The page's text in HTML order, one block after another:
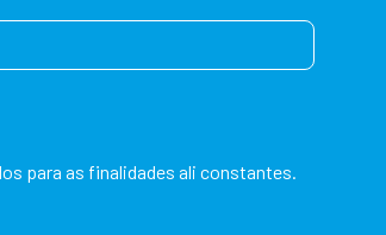
para as finalidades ali constantes.